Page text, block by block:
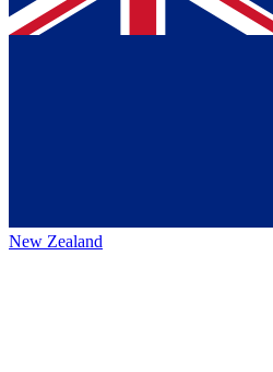
New Zealand